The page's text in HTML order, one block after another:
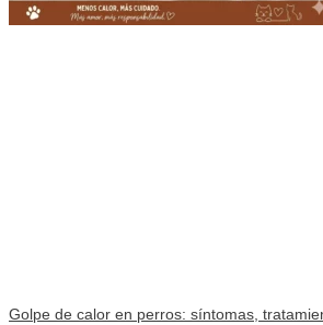
Golpe de calor en perros: síntomas,